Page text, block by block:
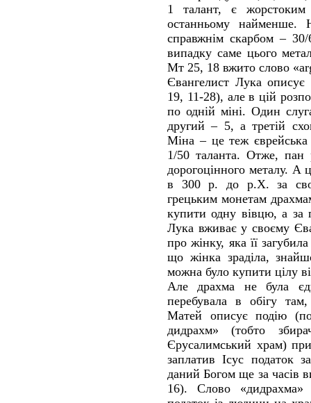
1 талант, є
останньому найменше.
справжнім скарбом – 30/
випадку саме цього
Мт 25, 18 вжито слово
Євангелист Лука
19, 11-28), але в цій
по одній міні. Один
другий – 5, а третій
Міна – це теж єврейська
1/50 таланта. Отже, пан
дорогоцінного металу. А
в 300 р. до р.Х. за
грецьким монетам
купити одну вівцю, а за
Лука вживає у своєму
про жінку, яка її
що жінка зраділа,
можна було купити цілу
Але драхма не була
перебувала в обігу
Матей описує подію
дидрахм» (тобто
Єрусалимський храм)
заплатив Ісус податок
даний Богом ще за часів
16). Слово «дидрахма»